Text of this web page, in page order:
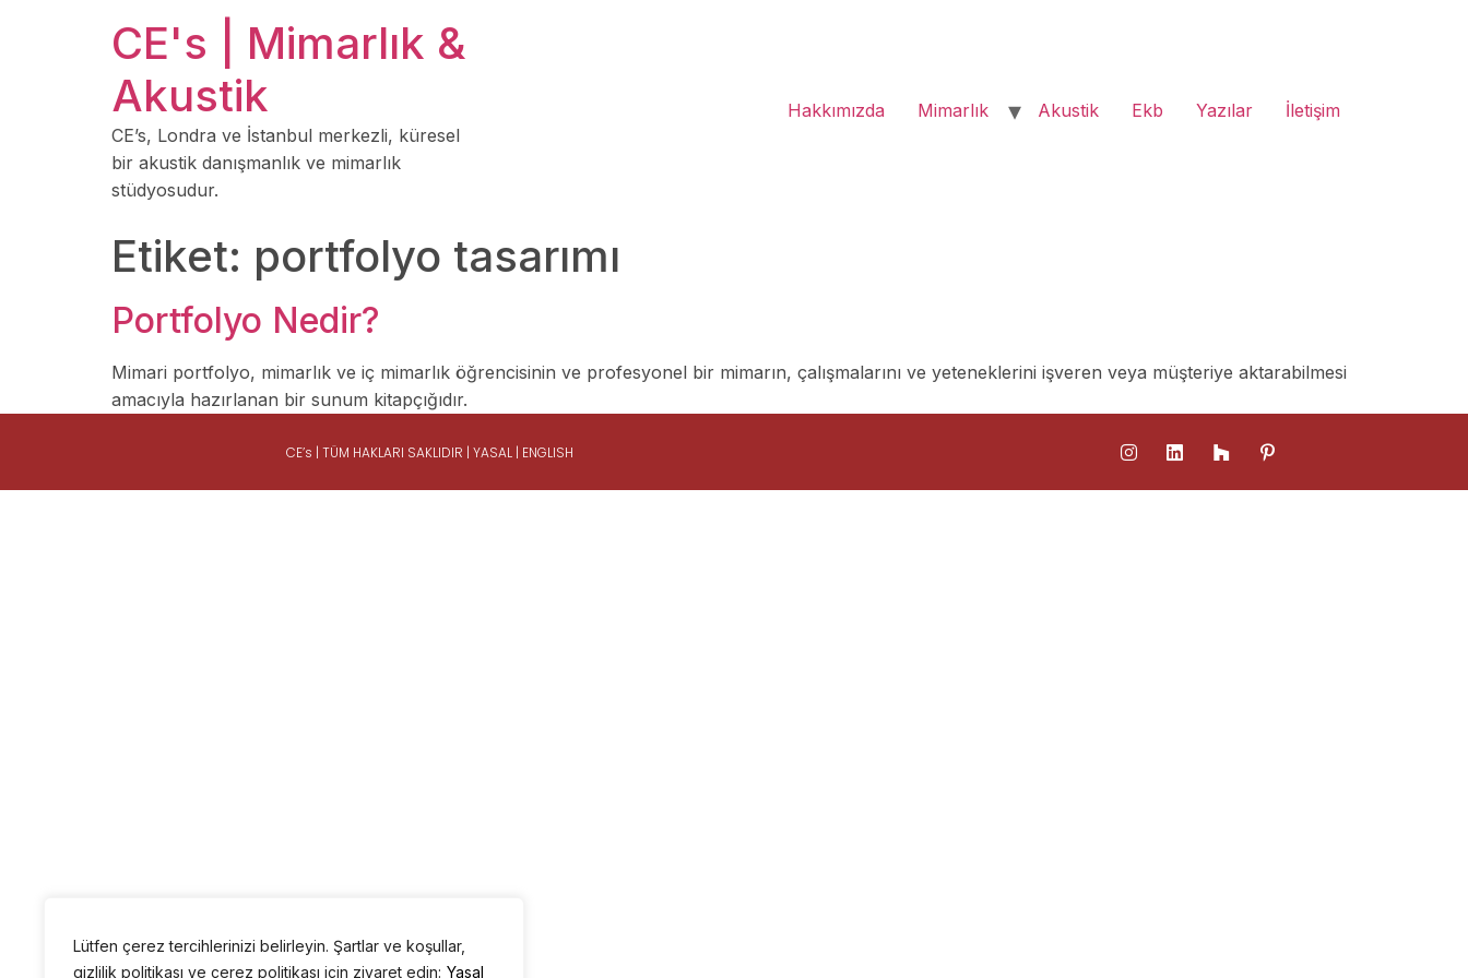
Lütfen çerez tercihlerinizi belirleyin. Şartlar ve koşullar,
gizlilik politikası ve çerez politikası için ziyaret edin: Yasal
CE's | Mimarlık &
Akustik
CE’s, Londra ve İstanbul merkezli, küresel
bir akustik danışmanlık ve mimarlık
stüdyosudur.
Hakkımızda Mimarlık Akustik Ekb Yazılar İletişim
Etiket: portfolyo tasarımı
Portfolyo Nedir?
Mimari portfolyo, mimarlık ve iç mimarlık öğrencisinin ve profesyonel bir mimarın, çalışmalarını ve yeteneklerini işveren veya müşteriye aktarabilmesi
amacıyla hazırlanan bir sunum kitapçığıdır.
CE’s | TÜM HAKLARI SAKLIDIR |YASAL | ENGLISH